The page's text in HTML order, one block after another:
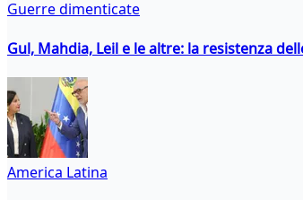
Guerre dimenticate
Gul, Mahdia, Leil e le altre: la resistenza
America Latina